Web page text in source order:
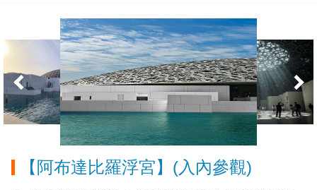
【阿布達比羅浮宮】(入內參觀)